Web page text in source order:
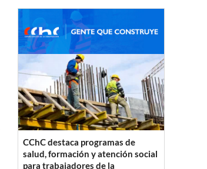
CChC destaca programas de
salud, formación y atención social
para trabajadores de la